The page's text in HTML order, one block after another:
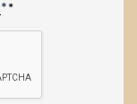
* *